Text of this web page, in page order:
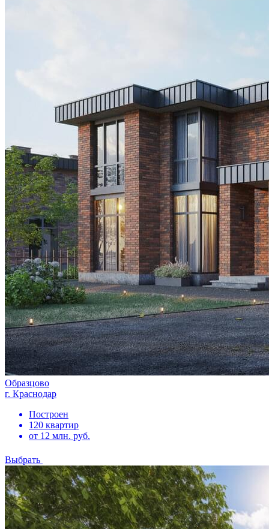
Образцово
г. Краснодар
Построен
120 квартир
от 12 млн. руб.
Выбрать